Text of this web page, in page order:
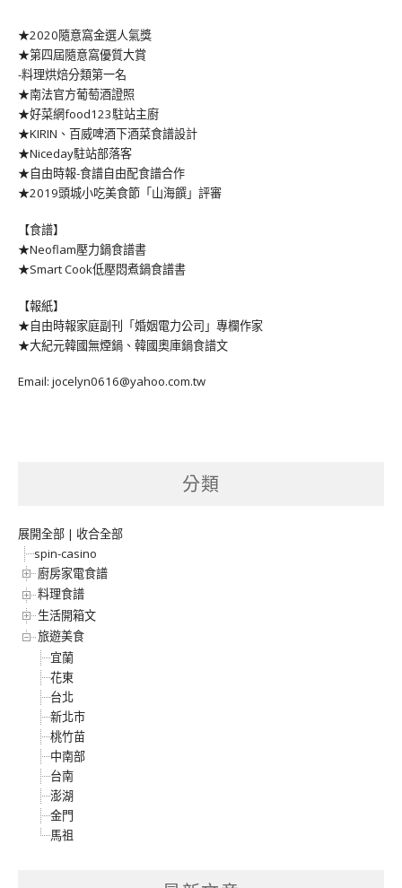
★2020隨意窩金選人氣獎
★第四屆隨意窩優質大賞
-料理烘焙分類第一名
★南法官方葡萄酒證照
★好菜網food123駐站主廚
★KIRIN、百威啤酒下酒菜食譜設計
★Niceday駐站部落客
★自由時報-食譜自由配食譜合作
★2019頭城小吃美食節「山海饌」評審
【食譜】
★Neoflam壓力鍋食譜書
★Smart Cook低壓悶煮鍋食譜書
【報紙】
★自由時報家庭副刊「婚姻電力公司」專欄作家
★大紀元韓國無煙鍋、韓國奧庫鍋食譜文
Email: jocelyn0616@yahoo.com.tw
分類
展開全部 | 收合全部
spin-casino
廚房家電食譜
料理食譜
生活開箱文
旅遊美食
宜蘭
花東
台北
新北市
桃竹苗
中南部
台南
澎湖
金門
馬祖